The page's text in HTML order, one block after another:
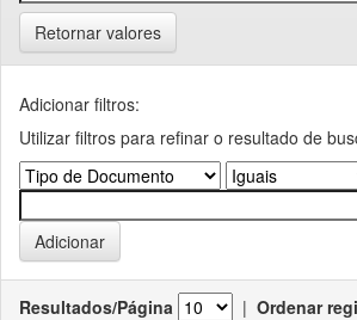
Retornar valores
Adicionar filtros:
Utilizar filtros para refinar o resultado de
Resultados/Página | Ordenar